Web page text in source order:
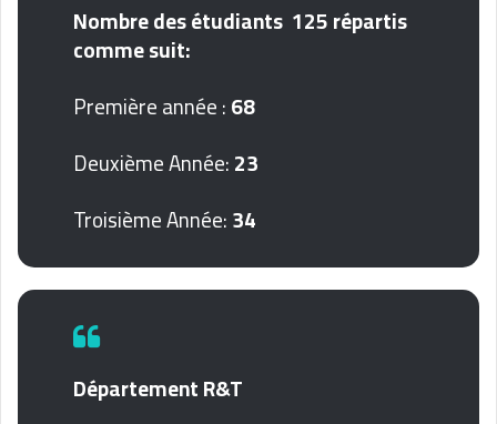
Nombre des étudiants 125 répartis
comme suit:
Première année :68
Deuxième Année:23
Troisième Année:34
Département R&T